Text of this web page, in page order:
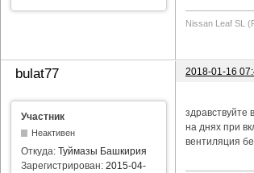
Nissan Leaf SL
bulat77 2018-01-16
Участник
Неактивен
Откуда: Туймазы Башкирия
Зарегистрирован: 2015-04-
здравствуйте
на днях при
вентиляция